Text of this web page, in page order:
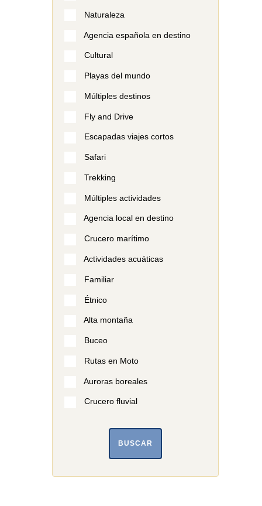
Naturaleza
Agencia española en destino
Cultural
Playas del mundo
Múltiples destinos
Fly and Drive
Escapadas viajes cortos
Safari
Trekking
Múltiples actividades
Agencia local en destino
Crucero marítimo
Actividades acuáticas
Familiar
Étnico
Alta montaña
Buceo
Rutas en Moto
Auroras boreales
Crucero fluvial
BUSCAR